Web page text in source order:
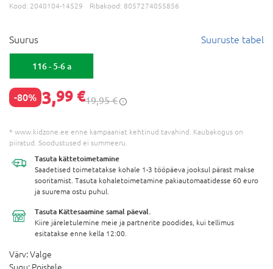
Kood: 2040104-14529 Ribakood: 8057274055856
Suurus Suuruste tabel
116 - 5-6 a
-80% 3,99 €19,95 €
* www.kidzone.ee enne kampaaniat kehtinud tavahind. Kaubakogus on
piiratud. Soodustused ei summeeru.
Tasuta kättetoimetamine
Saadetised toimetatakse kohale 1-3 tööpäeva jooksul pärast makse
sooritamist. Tasuta kohaletoimetamine pakiautomaatidesse 60 euro
ja suurema ostu puhul.
Tasuta Kättesaamine samal päeval.
Kiire järeletulemine meie ja partnerite poodides, kui tellimus
esitatakse enne kella 12:00.
Värv:Valge
Sugu: Poistele